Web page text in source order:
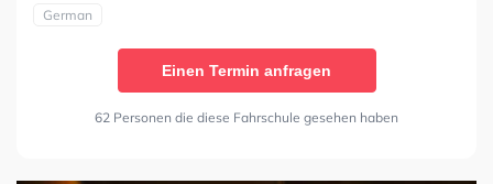
German
Einen Termin anfragen
62 Personen die diese Fahrschule gesehen haben